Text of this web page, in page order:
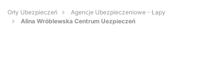
Orły Ubezpieczeń
Agencje Ubezpieczeniowe - Łapy
Alina Wróblewska Centrum Uezpieczeń